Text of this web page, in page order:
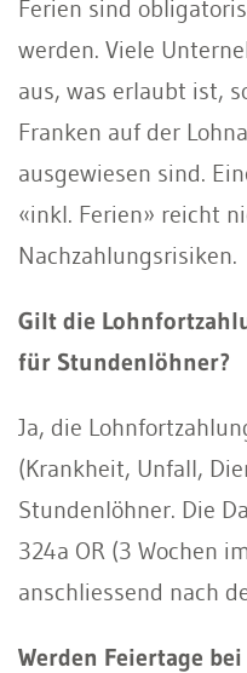
Ferien sind
werden. Viele
aus, was erlaubt ist,
Franken auf der
ausgewiesen sind.
«inkl. Ferien» reicht
Nachzahlungsrisiken.
Gilt die
für Stundenlöhner?
Ja, die
(Krankheit, Unfall,
Stundenlöhner. Die
324a OR (3 Wochen
anschliessend nach
Werden Feiertage